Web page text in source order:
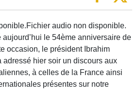
audio non disponible.
aujourd’hui le 54ème anniversaire de
occasion, le président Ibrahim
adressé hier soir un discours aux
à celles de la France ainsi
présentes sur notre